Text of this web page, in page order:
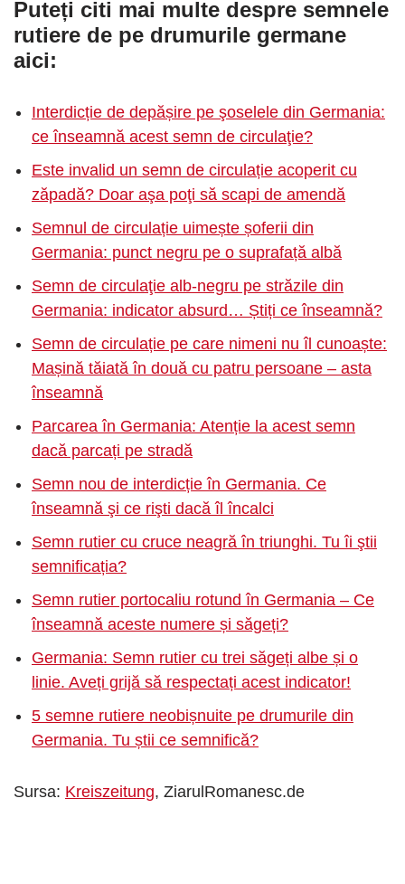
Puteți citi mai multe despre semnele
rutiere de pe drumurile germane
aici:
Interdicție de depășire pe şoselele din Germania:
ce înseamnă acest semn de circulaţie?
Este invalid un semn de circulație acoperit cu
zăpadă? Doar aşa poţi să scapi de amendă
Semnul de circulație uimește șoferii din
Germania: punct negru pe o suprafață albă
Semn de circulaţie alb-negru pe străzile din
Germania: indicator absurd… Știți ce înseamnă?
Semn de circulație pe care nimeni nu îl cunoaște:
Mașină tăiată în două cu patru persoane – asta
înseamnă
Parcarea în Germania: Atenție la acest semn
dacă parcați pe stradă
Semn nou de interdicție în Germania. Ce
înseamnă şi ce rişti dacă îl încalci
Semn rutier cu cruce neagră în triunghi. Tu îi ştii
semnificația?
Semn rutier portocaliu rotund în Germania – Ce
înseamnă aceste numere și săgeți?
Germania: Semn rutier cu trei săgeți albe și o
linie. Aveți grijă să respectați acest indicator!
5 semne rutiere neobișnuite pe drumurile din
Germania. Tu știi ce semnifică?
Sursa: Kreiszeitung, ZiarulRomanesc.de